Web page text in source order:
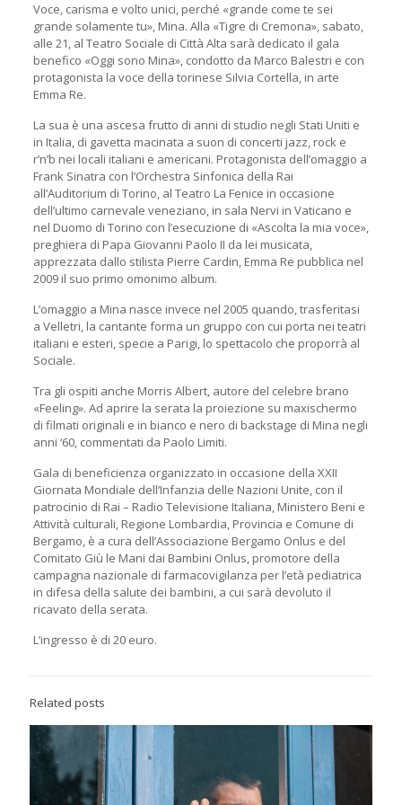
Voce, carisma e volto unici, perché «grande come te sei
grande solamente tu», Mina. Alla «Tigre di Cremona», sabato,
alle 21, al Teatro Sociale di Città Alta sarà dedicato il gala
benefico «Oggi sono Mina», condotto da Marco Balestri e con
protagonista la voce della torinese Silvia Cortella, in arte
Emma Re.
La sua è una ascesa frutto di anni di studio negli Stati Uniti e
in Italia, di gavetta macinata a suon di concerti jazz, rock e
r’n’b nei locali italiani e americani. Protagonista dell’omaggio a
Frank Sinatra con l’Orchestra Sinfonica della Rai
all’Auditorium di Torino, al Teatro La Fenice in occasione
dell’ultimo carnevale veneziano, in sala Nervi in Vaticano e
nel Duomo di Torino con l’esecuzione di «Ascolta la mia voce»,
preghiera di Papa Giovanni Paolo II da lei musicata,
apprezzata dallo stilista Pierre Cardin, Emma Re pubblica nel
2009 il suo primo omonimo album.
L’omaggio a Mina nasce invece nel 2005 quando, trasferitasi
a Velletri, la cantante forma un gruppo con cui porta nei teatri
italiani e esteri, specie a Parigi, lo spettacolo che proporrà al
Sociale.
Tra gli ospiti anche Morris Albert, autore del celebre brano
«Feeling». Ad aprire la serata la proiezione su maxischermo
di filmati originali e in bianco e nero di backstage di Mina negli
anni ‘60, commentati da Paolo Limiti.
Gala di beneficienza organizzato in occasione della XXII
Giornata Mondiale dell’Infanzia delle Nazioni Unite, con il
patrocinio di Rai – Radio Televisione Italiana, Ministero Beni e
Attività culturali, Regione Lombardia, Provincia e Comune di
Bergamo, è a cura dell’Associazione Bergamo Onlus e del
Comitato Giù le Mani dai Bambini Onlus, promotore della
campagna nazionale di farmacovigilanza per l’età pediatrica
in difesa della salute dei bambini, a cui sarà devoluto il
ricavato della serata.
L’ingresso è di 20 euro.
Related posts